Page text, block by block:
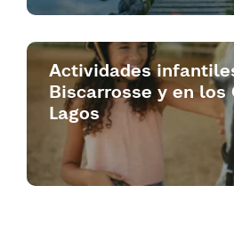
Actividades
Biscarrosse y en los
Lagos